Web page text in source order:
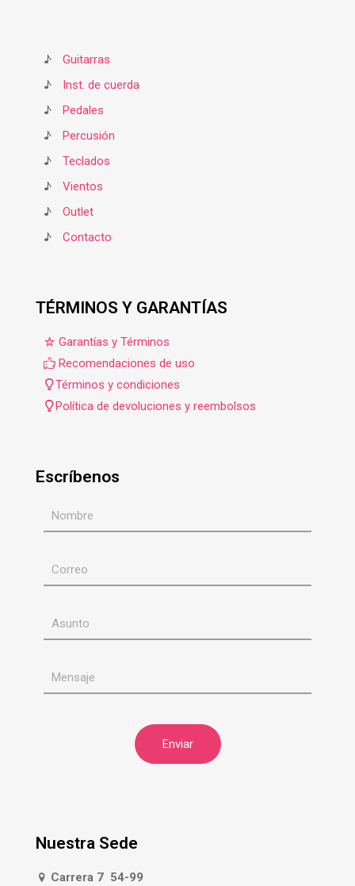
♪
Guitarras
♪
Inst. de cuerda
♪
Pedales
♪
Percusión
♪
Teclados
♪
Vientos
♪
Outlet
♪
Contacto
TÉRMINOS Y GARANTÍAS
Garantías y Términos
Recomendaciones de uso
Términos y condiciones
Política de devoluciones y reembolsos
Escríbenos
Nuestra Sede
Carrera 7 54-99